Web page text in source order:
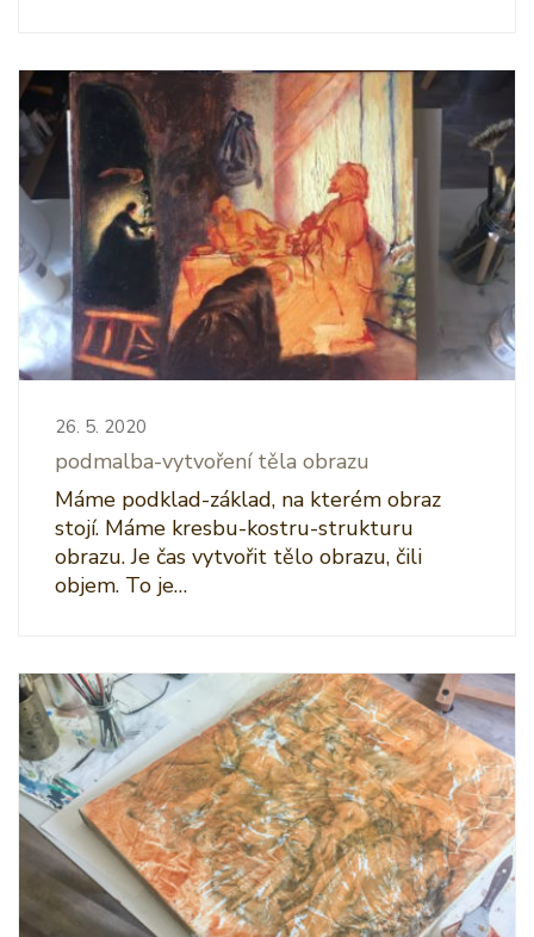
26. 5. 2020
podmalba-vytvoření těla obrazu
Máme podklad-základ, na kterém obraz
stojí. Máme kresbu-kostru-strukturu
obrazu. Je čas vytvořit tělo obrazu, čili
objem. To je…